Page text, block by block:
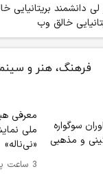
خالق وب
فرهنگ، هنر و
معرفی
ملی
«نی‌ناله»
3 ساعت پیش